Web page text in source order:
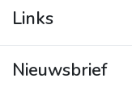
Vraag & Antwoord
Links
Contact
Nieuwsbrief